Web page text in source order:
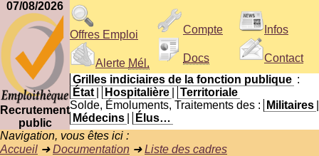
07/08/2026
Recrutement
public
Offres Emploi
Alerte Mél.
Compte
Docs
Infos
Contact
Grilles indiciaires de la fonction publique :
État
Hospitalière
Territoriale
Solde, Émoluments, Traitements des :
Militaires
Médecins
Élus…
Navigation, vous êtes ici :
Accueil ➜Documentation ➜Liste des cadres